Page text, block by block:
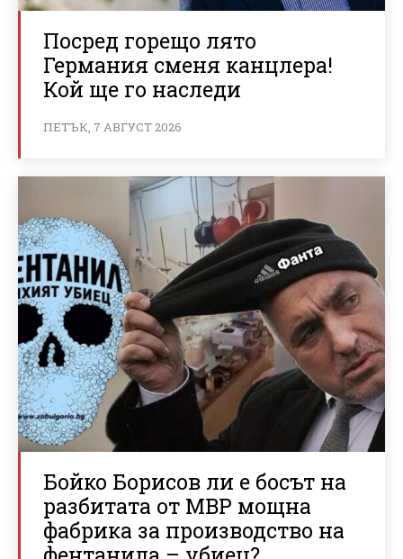
Посред горещо лято
Германия сменя канцлера!
Кой ще го наследи
ПЕТЪК, 7 АВГУСТ 2026
Бойко Борисов ли е босът на
разбитата от МВР мощна
фабрика за производство на